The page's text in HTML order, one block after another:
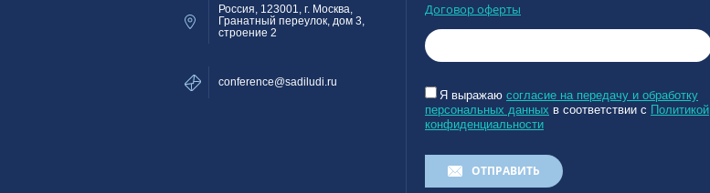
Россия, 123001, г. Москва,
Гранатный переулок, дом 3,
строение 2
conference@sadiludi.ru
Договор оферты
Я выражаю согласие на передачу и обработку
персональных данных в соответствии с Политикой
конфиденциальности
ОТПРАВИТЬ